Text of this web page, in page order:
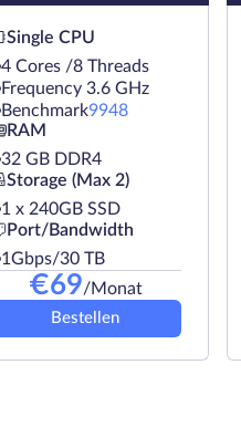
Single CPU
4 Cores /8 Threads
Frequency 3.6 GHz
Benchmark9948
RAM
32 GB DDR4
Storage (Max 2)
1 х 240GB SSD
Port/Bandwidth
1Gbps/30 TB
€69/Monat
Bestellen